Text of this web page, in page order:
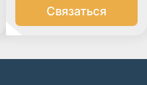
Связаться